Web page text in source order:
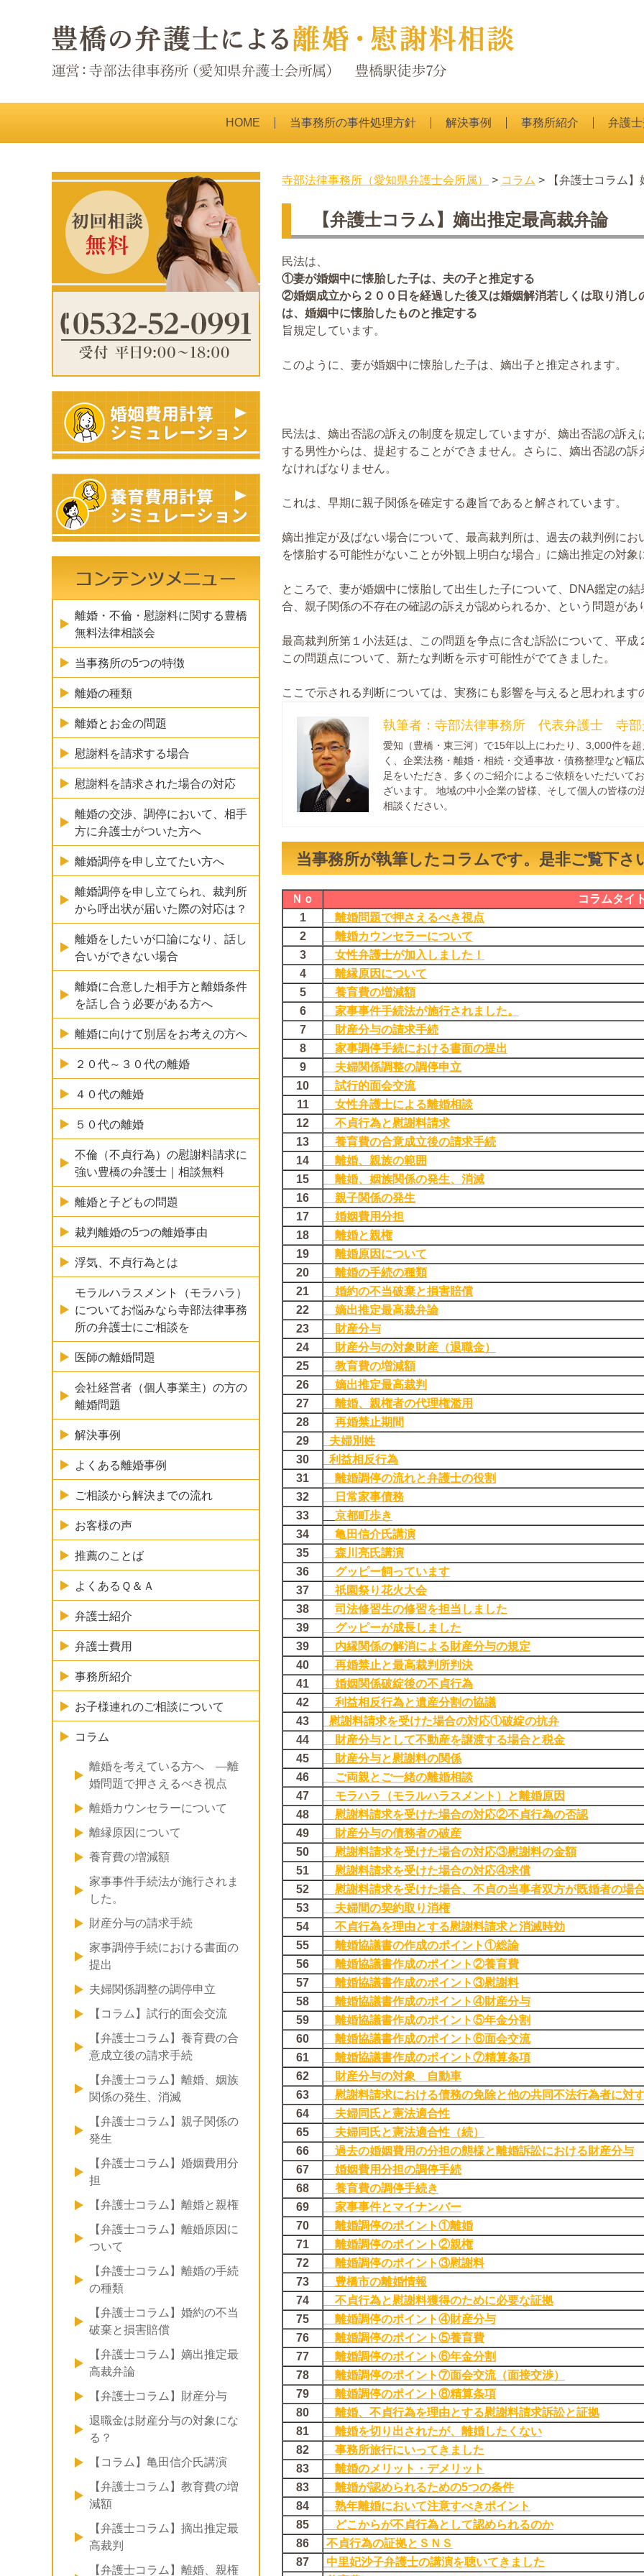
HOME 当事務所の事件処理方針 解決事例 事務所紹介 弁護
寺部法律事務所（愛知県弁護士会所属） > コラム > 【弁護士コラム
【弁護士コラム】嫡出推定最高裁弁論
民法は、
①妻が婚姻中に懐胎した子は、夫の子と推定する
②婚姻成立から２００日を経過した後又は婚姻解消若しくは取り消し
は、婚姻中に懐胎したものと推定する
旨規定しています。
このように、妻が婚姻中に懐胎した子は、嫡出子と推定されます。
民法は、嫡出否認の訴えの制度を規定していますが、嫡出否認の訴
する男性からは、提起することができません。さらに、嫡出否認の
なければなりません。
これは、早期に親子関係を確定する趣旨であると解されています。
嫡出推定が及ばない場合について、最高裁判所は、過去の裁判例に
を懐胎する可能性がないことが外観上明白な場合」に嫡出推定の対
ところで、妻が婚姻中に懐胎して出生した子について、DNA鑑定の
合、親子関係の不存在の確認の訴えが認められるか、という問題があ
最高裁判所第１小法廷は、この問題を争点に含む訴訟について、平
この問題点について、新たな判断を示す可能性がでてきました。
ここで示される判断については、実務にも影響を与えると思われま
執筆者：寺部法律事務所 代表弁護士 寺部
愛知（豊橋・東三河）で15年以上にわたり、3,000件を
く、企業法務・離婚・相続・交通事故・債務整理など幅
足をいただき、多くのご紹介によるご依頼をいただいて
ざいます。 地域の中小企業の皆様、そして個人の皆様
相談ください。
当事務所が執筆したコラムです。是非ご覧下さ
Ｎｏ
コラムタイ
1
離婚問題で押さえるべき視点
2
離婚カウンセラーについて
3
女性弁護士が加入しました！
4
離縁原因について
5
養育費の増減額
6
家事事件手続法が施行されました。
7
財産分与の請求手続
8
家事調停手続における書面の提出
9
夫婦関係調整の調停申立
10
試行的面会交流
11
女性弁護士による離婚相談
12
不貞行為と慰謝料請求
13
養育費の合意成立後の請求手続
14
離婚、親族の範囲
15
離婚、姻族関係の発生、消滅
16
親子関係の発生
17
婚姻費用分担
18
離婚と親権
19
離婚原因について
20
離婚の手続の種類
21
婚約の不当破棄と損害賠償
22
嫡出推定最高裁弁論
23
財産分与
24
財産分与の対象財産（退職金）
25
教育費の増減額
26
嫡出推定最高裁判
27
離婚、親権者の代理権濫用
28
再婚禁止期間
29
夫婦別姓
30
利益相反行為
31
離婚調停の流れと弁護士の役割
32
日常家事債務
33
京都町歩き
34
亀田信介氏講演
35
森川亮氏講演
36
グッピー飼っています
37
祇園祭り花火大会
38
司法修習生の修習を担当しました
39
グッピーが成長しました
39
内縁関係の解消による財産分与の規定
40
再婚禁止と最高裁判所判決
41
婚姻関係破綻後の不貞行為
42
利益相反行為と遺産分割の協議
43
慰謝料請求を受けた場合の対応①破綻の抗弁
44
財産分与として不動産を譲渡する場合と税金
45
財産分与と慰謝料の関係
46
ご両親とご一緒の離婚相談
47
モラハラ（モラルハラスメント）と離婚原因
48
慰謝料請求を受けた場合の対応②不貞行為の否認
49
財産分与の債務者の破産
50
慰謝料請求を受けた場合の対応③慰謝料の金額
51
慰謝料請求を受けた場合の対応④求償
52
慰謝料請求を受けた場合、不貞の当事者双方が既婚者の場
53
夫婦間の契約取り消権
54
不貞行為を理由とする慰謝料請求と消滅時効
55
離婚協議書の作成のポイント①総論
56
離婚協議書作成のポイント②養育費
57
離婚協議書作成のポイント③慰謝料
58
離婚協議書作成のポイント④財産分与
59
離婚協議書作成のポイント⑤年金分割
60
離婚協議書作成のポイント⑥面会交流
61
離婚協議書作成のポイント⑦精算条項
62
財産分与の対象 自動車
63
慰謝料請求における債務の免除と他の共同不法行為者に対
64
夫婦同氏と憲法適合性
65
夫婦同氏と憲法適合性（続）
66
過去の婚姻費用の分担の態様と離婚訴訟における財産分与
67
婚姻費用分担の調停手続
68
養育費の調停手続き
69
家事事件とマイナンバー
70
離婚調停のポイント①離婚
71
離婚調停のポイント②親権
72
離婚調停のポイント③慰謝料
73
豊橋市の離婚情報
74
不貞行為と慰謝料獲得のために必要な証拠
75
離婚調停のポイント④財産分与
76
離婚調停のポイント⑤養育費
77
離婚調停のポイント⑥年金分割
78
離婚調停のポイント⑦面会交流（面接交渉）
79
離婚調停のポイント⑧精算条項
80
離婚、不貞行為を理由とする慰謝料請求訴訟と証拠
81
離婚を切り出されたが、離婚したくない
82
事務所旅行にいってきました
83
離婚のメリット・デメリット
83
離婚が認められるための5つの条件
84
熟年離婚において注意すべきポイント
85
どこからが不貞行為として認められるのか
86
不貞行為の証拠とＳＮＳ
87
中里妃沙子弁護士の講演を聴いてきました
離婚・不倫・慰謝料に関する豊橋
無料法律相談会
当事務所の5つの特徴
離婚の種類
離婚とお金の問題
慰謝料を請求する場合
慰謝料を請求された場合の対応
離婚の交渉、調停において、相手
方に弁護士がついた方へ
離婚調停を申し立てたい方へ
離婚調停を申し立てられ、裁判所
から呼出状が届いた際の対応は？
離婚をしたいが口論になり、話し
合いができない場合
離婚に合意した相手方と離婚条件
を話し合う必要がある方へ
離婚に向けて別居をお考えの方へ
２０代～３０代の離婚
４０代の離婚
５０代の離婚
不倫（不貞行為）の慰謝料請求に
強い豊橋の弁護士｜相談無料
離婚と子どもの問題
裁判離婚の5つの離婚事由
浮気、不貞行為とは
モラルハラスメント（モラハラ）
についてお悩みなら寺部法律事務
所の弁護士にご相談を
医師の離婚問題
会社経営者（個人事業主）の方の
離婚問題
解決事例
よくある離婚事例
ご相談から解決までの流れ
お客様の声
推薦のことば
よくあるＱ＆Ａ
弁護士紹介
弁護士費用
事務所紹介
お子様連れのご相談について
コラム
離婚を考えている方へ ―離
婚問題で押さえるべき視点
離婚カウンセラーについて
離縁原因について
養育費の増減額
家事事件手続法が施行されま
した。
財産分与の請求手続
家事調停手続における書面の
提出
夫婦関係調整の調停申立
【コラム】試行的面会交流
【弁護士コラム】養育費の合
意成立後の請求手続
【弁護士コラム】離婚、姻族
関係の発生、消滅
【弁護士コラム】親子関係の
発生
【弁護士コラム】婚姻費用分
担
【弁護士コラム】離婚と親権
【弁護士コラム】離婚原因に
ついて
【弁護士コラム】離婚の手続
の種類
【弁護士コラム】婚約の不当
破棄と損害賠償
【弁護士コラム】嫡出推定最
高裁弁論
【弁護士コラム】財産分与
退職金は財産分与の対象にな
る？
【コラム】亀田信介氏講演
【弁護士コラム】教育費の増
減額
【弁護士コラム】摘出推定最
高裁判
【弁護士コラム】離婚、親権